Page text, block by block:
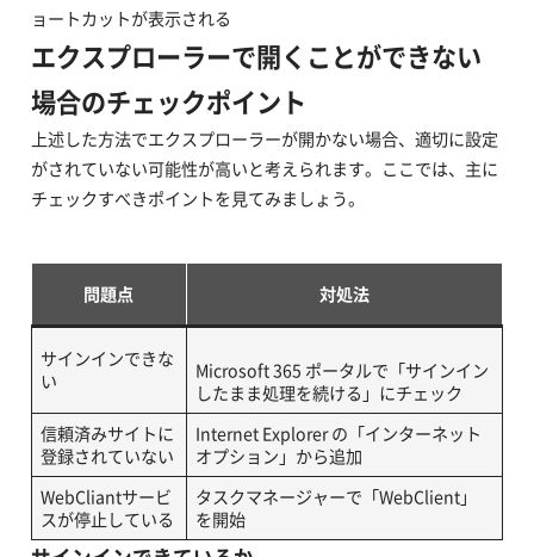
ョートカットが表示される
​エクスプローラーで開くことができない
場合のチェックポイント
​​上述した方法でエクスプローラーが開かない場合、適切に設定
がされていない可能性が高いと考えられます。ここでは、主に
チェックすべきポイントを見てみましょう。​​
問題点 対処法​​
サインインできな
い​​
​​​Microsoft 365 ポータルで「サインイン
したまま処理を続ける」にチェック​​
信頼済みサイトに
登録されていない​​
Internet Explorer の「インターネット
オプション」から追加
WebCliantサービ
スが停止している​​
​​​タスクマネージャーで「WebClient」
を開始​​